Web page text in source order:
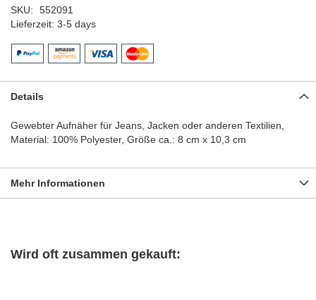
SKU
552091
Lieferzeit 3-5 days
Details
Gewebter Aufnäher für Jeans, Jacken oder anderen Textilien,
Material: 100% Polyester, Größe ca.: 8 cm x 10,3 cm
Mehr Informationen
Wird oft zusammen gekauft: